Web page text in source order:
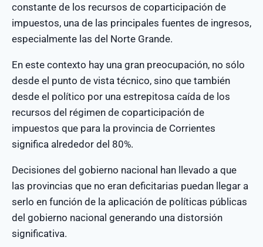
constante de los recursos de coparticipación de
impuestos, una de las principales fuentes de ingresos,
especialmente las del Norte Grande.
En este contexto hay una gran preocupación, no sólo
desde el punto de vista técnico, sino que también
desde el político por una estrepitosa caída de los
recursos del régimen de coparticipación de
impuestos que para la provincia de Corrientes
significa alrededor del 80%.
Decisiones del gobierno nacional han llevado a que
las provincias que no eran deficitarias puedan llegar a
serlo en función de la aplicación de políticas públicas
del gobierno nacional generando una distorsión
significativa.